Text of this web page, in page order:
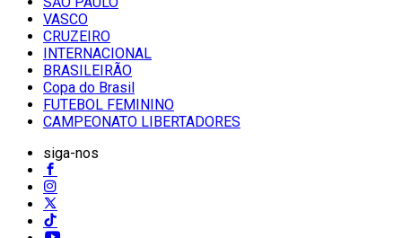
VASCO
CRUZEIRO
INTERNACIONAL
BRASILEIRÃO
Copa do Brasil
FUTEBOL FEMININO
CAMPEONATO LIBERTADORES
siga-nos